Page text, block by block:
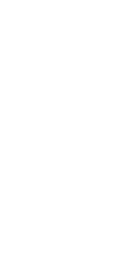
Ammannsegg